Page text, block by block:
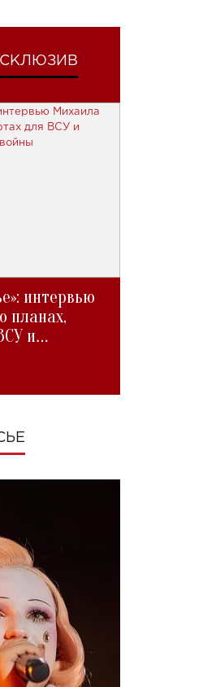
интервью
планах,
и